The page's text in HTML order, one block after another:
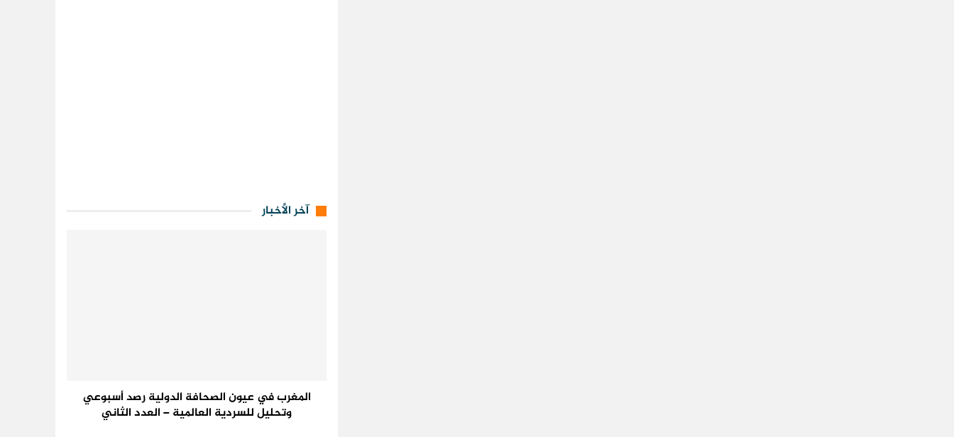
آخر الأخبار
المغرب في عيون الصحافة الدولية رصد أسبوعي
وتحليل للسردية العالمية – العدد الثاني